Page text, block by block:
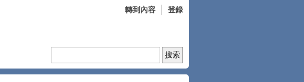
轉到內容 登錄